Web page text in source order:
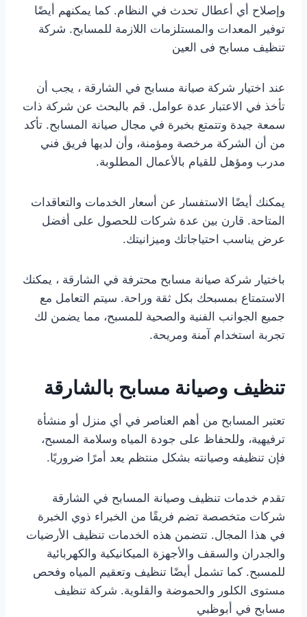
وإصلاح أي أعطال تحدث في النظام. كما يمكنهم أيضًا
توفير المعدات والمستلزمات اللازمة للمسابح. شركة
تنظيف مسابح فى العين
عند اختيار شركة صيانة مسابح في الشارقة ، يجب أن
تأخذ في الاعتبار عدة عوامل. قم بالبحث عن شركة ذات
سمعة جيدة وتتمتع بخبرة في مجال صيانة المسابح. تأكد
من أن الشركة مرخصة ومؤمنة، وأن لديها فريق فني
مدرب ومؤهل للقيام بالأعمال المطلوبة.
يمكنك أيضًا الاستفسار عن أسعار الخدمات والتعاقدات
المتاحة. قارن بين عدة شركات للحصول على أفضل
عرض يناسب احتياجاتك وميزانيتك.
باختيار شركة صيانة مسابح محترفة في الشارقة ، يمكنك
الاستمتاع بمسبحك بكل ثقة وراحة. سيتم التعامل مع
جميع الجوانب الفنية والصحية للمسبح، مما يضمن لك
تجربة استخدام آمنة ومريحة.
تنظيف وصيانة مسابح بالشارقة
تعتبر المسابح من أهم العناصر في أي منزل أو منشأة
ترفيهية، وللحفاظ على جودة المياه وسلامة المسبح،
فإن تنظيفه وصيانته بشكل منتظم يعد أمرًا ضروريًا.
تقدم خدمات تنظيف وصيانة المسابح في الشارقة
شركات متخصصة تضم فريقًا من الخبراء ذوي الخبرة
في هذا المجال. تتضمن هذه الخدمات تنظيف الأرضيات
والجدران والسقف والأجهزة الميكانيكية والكهربائية
للمسبح. كما تشمل أيضًا تنظيف وتعقيم المياه وفحص
مستوى الكلور والحموضة والقلوية. شركة تنظيف
مسابح في أبوظبي